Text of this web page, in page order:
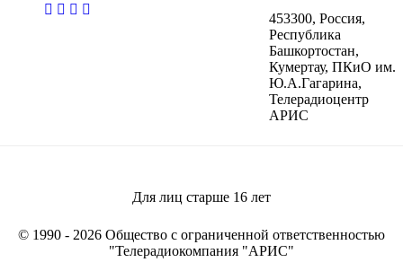
casibom
453300, Россия,
Республика
Башкортостан,
Кумертау, ПКиО им.
Ю.А.Гагарина,
Телерадиоцентр
АРИС
Для лиц старше 16 лет
© 1990 - 2026 Общество с ограниченной ответственностью
"Телерадиокомпания "АРИС"